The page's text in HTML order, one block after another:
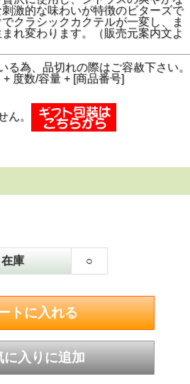
激的な味わいが特徴のビターズで
クラシックカクテルが一変し、ま
れ変わります。（販売元案内文よ
る為、品切れの際はご容赦下さい。
度数/容量 + [商品番号]
ん。
在庫 ○